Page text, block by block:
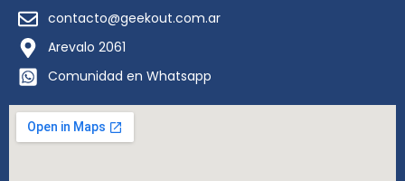
contacto@geekout.com.ar
Arevalo 2061
Comunidad en Whatsapp